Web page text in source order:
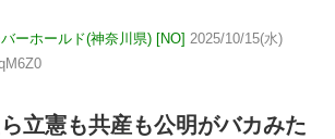
ーホールド(神奈川県) [NO] 2025/10/15(水)
立憲も共産も公明がバカみた